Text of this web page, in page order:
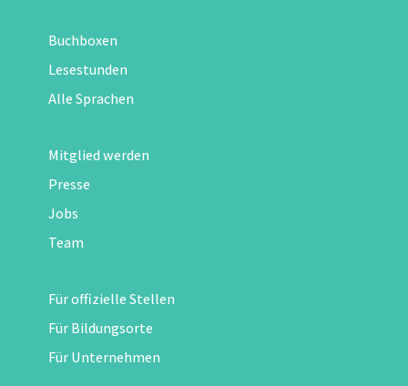
Buchboxen
Lesestunden
Alle Sprachen
Mitglied werden
Presse
Jobs
Team
Für offizielle Stellen
Für Bildungsorte
Für Unternehmen